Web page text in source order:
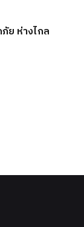
ย ห่างไกล